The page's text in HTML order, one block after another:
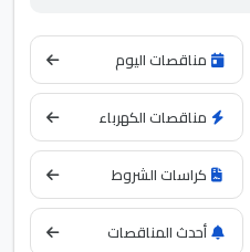
مناقصات اليوم
مناقصات الكهرباء
كراسات الشروط
أحدث المناقصات